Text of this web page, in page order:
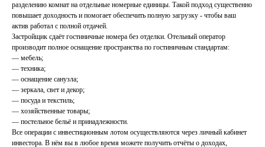
разделению комнат на отдельные номерные единицы. Такой подход существенно
повышает доходность и помогает обеспечить полную загрузку - чтобы ваш
актив работал с полной отдачей.
Застройщик сдаёт гостиничные номера без отделки. Отельный оператор
производит полное оснащение пространства по гостиничным стандартам:
— мебель;
— техника;
— оснащение санузла;
— зеркала, свет и декор;
— посуда и текстиль;
— хозяйственные товары;
— постельное бельё и принадлежности.
Все операции с инвестиционным лотом осуществляются через личный кабинет
инвестора. В нём вы в любое время можете получить отчёты о доходах,